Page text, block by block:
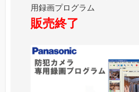
用録画プログラム
販売終了